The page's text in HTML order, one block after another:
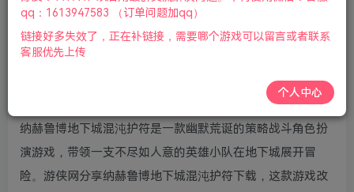
游戏视频预览： 点击查看
纳赫鲁博地下城混沌护符是一款幽默荒诞的策略战斗角色扮
演游戏，带领一支不尽如人意的英雄小队在地下城展开冒
险。游侠网分享纳赫鲁博地下城混沌护符下载，这款游戏改
qq：1613947583 （订单问题加qq）
链接好多失效了，正在补链接，需要哪个游戏可以留言或者联系
客服优先上传
个人中心